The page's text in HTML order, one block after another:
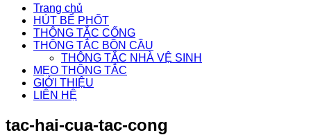
Trang chủ
HÚT BỂ PHỐT
THÔNG TẮC CỐNG
THÔNG TẮC BỒN CẦU
THÔNG TẮC NHÀ VỆ SINH
MẸO THÔNG TẮC
GIỚI THIỆU
LIÊN HỆ
tac-hai-cua-tac-cong